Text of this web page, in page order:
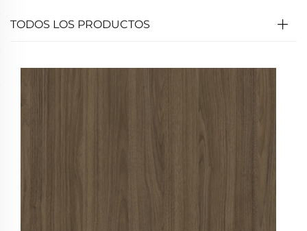
TODOS LOS PRODUCTOS